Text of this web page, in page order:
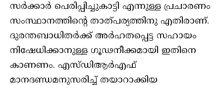
സര്‍ക്കാര്‍ പെരിപ്പിച്ചുകാട്ടി എന്നുള്ള പ്രചാരണം
സംസ്ഥാനത്തിന്റെ താത്പര്യത്തിനു എതിരാണ്.
ദുരന്തബാധിതര്‍ക്ക് അര്‍ഹതപ്പെട്ട സഹായം
നിഷേധിക്കാനുള്ള ഗൂഢനീക്കമായി ഇതിനെ
കാണണം. എസ്ഡിആര്‍എഫ്
മാനദണ്ഡമനുസരിച്ച് തയാറാക്കിയ